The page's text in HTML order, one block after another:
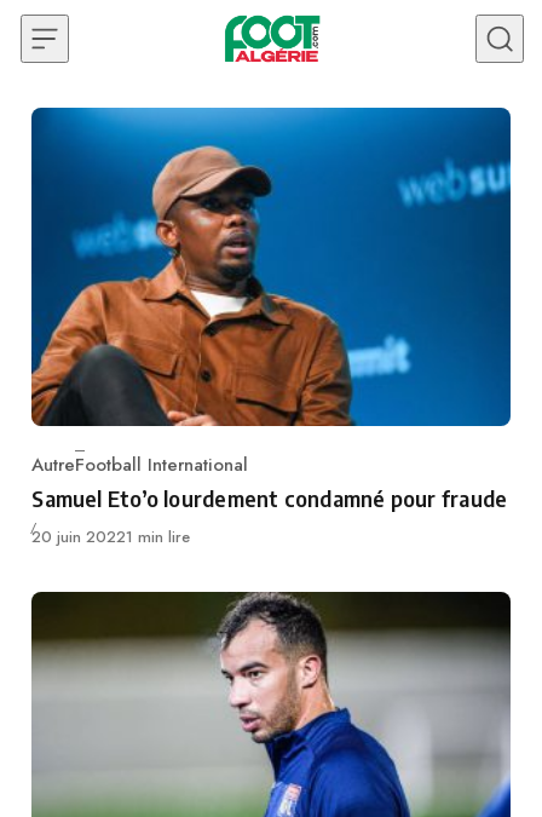
Skip to content
Category
AutreFootball International
Samuel Eto’o lourdement condamné pour fraude
Publié
20 juin 20221 min lire